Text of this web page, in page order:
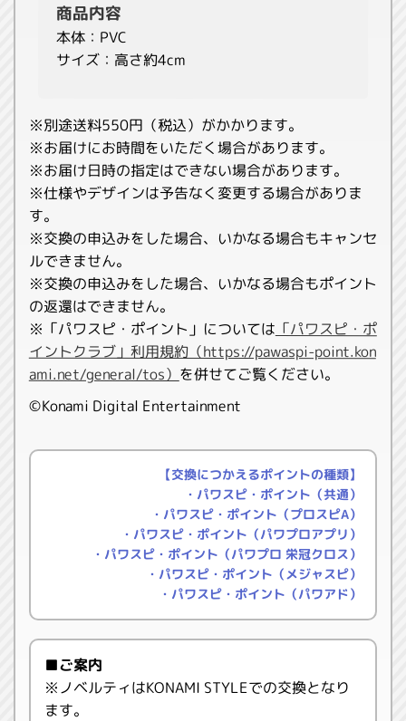
商品内容
本体：PVC
サイズ：高さ約4cm
※別途送料550円（税込）がかかります。
※お届けにお時間をいただく場合があります。
※お届け日時の指定はできない場合があります。
※仕様やデザインは予告なく変更する場合がありま
す。
※交換の申込みをした場合、いかなる場合もキャンセ
ルできません。
※交換の申込みをした場合、いかなる場合もポイント
の返還はできません。
※「パワスピ・ポイント」については 「パワスピ・ポ
イントクラブ」利用規約（https://pawaspi-point.kon
ami.net/general/tos） を併せてご覧ください。
©Konami Digital Entertainment
【交換につかえるポイントの種類】
・パワスピ・ポイント（共通）
・パワスピ・ポイント（プロスピA）
・パワスピ・ポイント（パワプロアプリ）
・パワスピ・ポイント（パワプロ 栄冠クロス）
・パワスピ・ポイント（メジャスピ）
・パワスピ・ポイント（パワアド）
■ご案内
※ノベルティはKONAMI STYLEでの交換となり
ます。